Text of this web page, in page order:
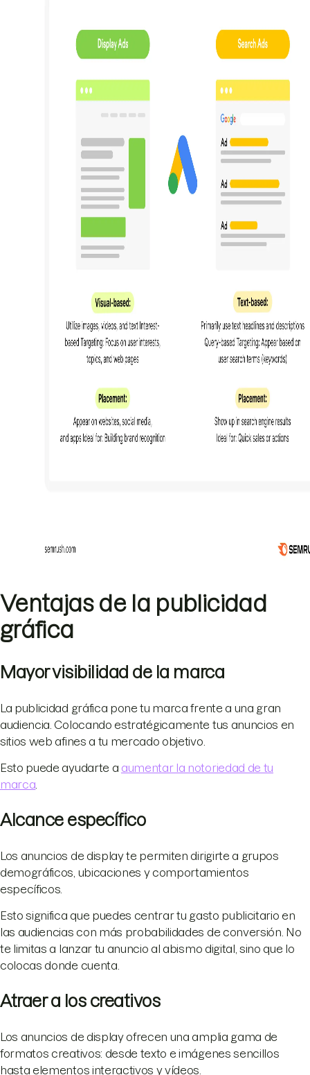
Ventajas de la publicidad
gráfica
Mayor visibilidad de la marca
La publicidad gráfica pone tu marca frente a una gran
audiencia. Colocando estratégicamente tus anuncios en
sitios web afines a tu mercado objetivo.
Esto puede ayudarte a aumentar la notoriedad de tu
marca
Alcance específico
Los anuncios de display te permiten dirigirte a grupos
demográficos, ubicaciones y comportamientos
específicos.
Esto significa que puedes centrar tu gasto publicitario en
las audiencias con más probabilidades de conversión. No
te limitas a lanzar tu anuncio al abismo digital, sino que lo
colocas donde cuenta.
Atraer a los creativos
Los anuncios de display ofrecen una amplia gama de
formatos creativos: desde texto e imágenes sencillos
hasta elementos interactivos y vídeos.